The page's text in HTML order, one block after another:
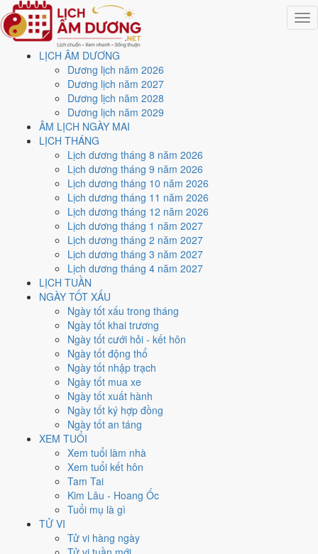
LỊCH ÂM DƯƠNG
Dương lịch năm 2026
Dương lịch năm 2027
Dương lịch năm 2028
Dương lịch năm 2029
ÂM LỊCH NGÀY MAI
LỊCH THÁNG
Lịch dương tháng 8 năm 2026
Lịch dương tháng 9 năm 2026
Lịch dương tháng 10 năm 2026
Lịch dương tháng 11 năm 2026
Lịch dương tháng 12 năm 2026
Lịch dương tháng 1 năm 2027
Lịch dương tháng 2 năm 2027
Lịch dương tháng 3 năm 2027
Lịch dương tháng 4 năm 2027
LỊCH TUẦN
NGÀY TỐT XẤU
Ngày tốt xấu trong tháng
Ngày tốt khai trương
Ngày tốt cưới hỏi - kết hôn
Ngày tốt động thổ
Ngày tốt nhập trạch
Ngày tốt mua xe
Ngày tốt xuất hành
Ngày tốt ký hợp đồng
Ngày tốt an táng
XEM TUỔI
Xem tuổi làm nhà
Xem tuổi kết hôn
Tam Tai
Kim Lâu - Hoang Ốc
Tuổi mụ là gì
TỬ VI
Tử vi hàng ngày
Trang chủ
Lịch năm 2026
Tháng 12/2026
Ngày 10/12/2026 (Mậu Ngọ)
Xem ngày10/12/2026
dương lịch - Ngày 2/11 âm
lịch (Mậu Ngọ) tốt hay xấu?
Ngày 10/12/2026 dương lịch (Thứ Năm) là ngày 2/11/2026 âm lịch
Mậu Ngọ - Chi sinh Can, Trực Phá, Sao Giác, nạp âm Thiên
Thượng Hỏa. Tổng hòa, đây làNgày Đại Hung
cho các việc quan trọng. Giờ Hoàng Đạo trong ngày:
Mão, Ngọ, Thân, Dậu
Ngày Dương
Tháng 12 năm 2026
Tháng 11 âm năm 2026
Tiết Đại Tuyết
Nhâm Tý
Bính Ngọ
Ngày Mậu Ngọ có TrựcPhá(ngày phá hoại - đại hung, kỵ trăm sự)